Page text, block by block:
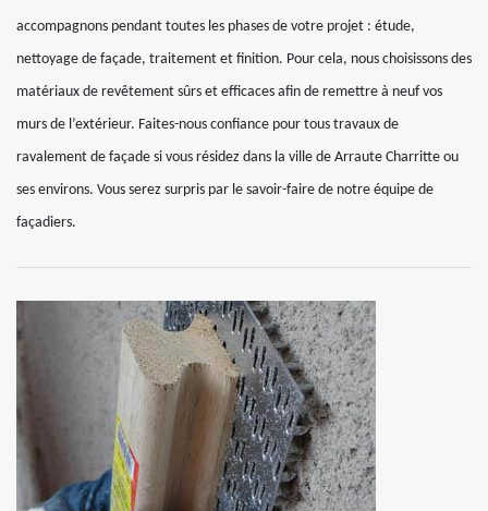
accompagnons pendant toutes les phases de votre projet : étude,
nettoyage de façade, traitement et finition. Pour cela, nous choisissons des
matériaux de revêtement sûrs et efficaces afin de remettre à neuf vos
murs de l’extérieur. Faites-nous confiance pour tous travaux de
ravalement de façade si vous résidez dans la ville de Arraute Charritte ou
ses environs. Vous serez surpris par le savoir-faire de notre équipe de
façadiers.